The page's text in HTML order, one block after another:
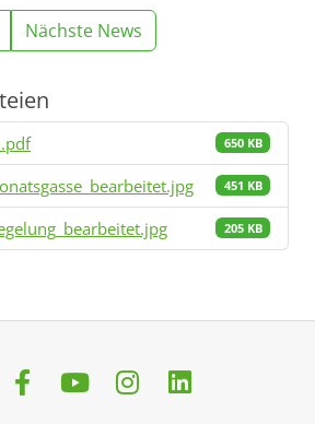
Nächste News
650 KB
451 KB
205 KB